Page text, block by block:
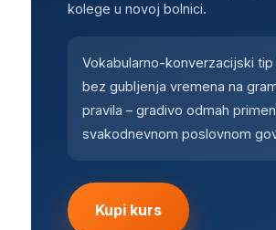
kolege u novoj bolnici.
Vokabularno-konverzacijski tip
bez gubljenja vremena na
pravila – gradivo odmah
svakodnevnom poslovnom
Kupi kurs